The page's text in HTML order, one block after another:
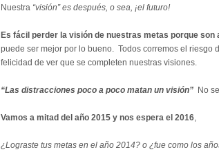
Nuestra “visión” es después, o sea, ¡el futuro!
Es fácil perder la visión de nuestras metas porque son
puede ser mejor por lo bueno. Todos corremos el riesgo
felicidad de ver que se completen nuestras visiones.
“Las distracciones poco a poco matan un visión” No
Vamos a mitad del año 2015 y nos espera el 2016,
¿Lograste tus metas en el año 2014? o ¿fue como los